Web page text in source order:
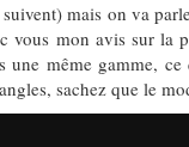
mais on va
vous mon avis sur
même gamme,
sachez que le